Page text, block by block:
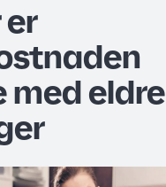
med eldre